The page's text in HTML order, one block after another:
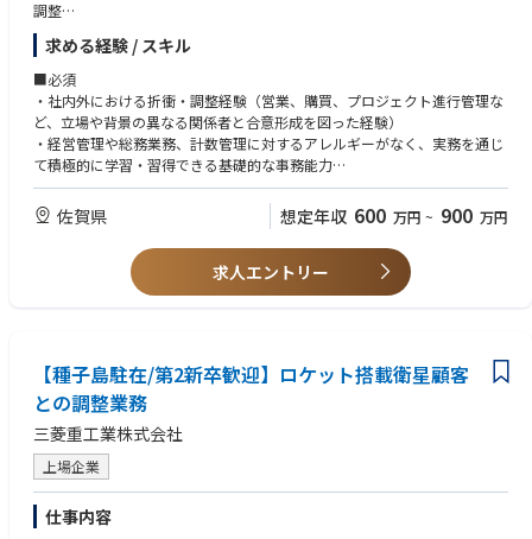
調整
・発電所の地域、地元との連携
・燃料管理及び廃棄物処理等の操業管理に関わる現場サポート
■ポジションの魅力
・今注目の脱炭素・再生可能エネルギーを推進する社会的意義のある事業
・地元に根差し愛される発電所運営を目指し地元への貢献ができる
・会社運営の全てに幅広く関わることができる
求める経験 / スキル
■必須
・社内外における折衝・調整経験（営業、購買、プロジェクト進行管理な
ど、立場や背景の異なる関係者と合意形成を図った経験）
・経営管理や総務業務、計数管理に対するアレルギーがなく、実務を通じ
て積極的に学習・習得できる基礎的な事務能力
■歓迎
・管理部門での業務経験（工場・建設現場での経験があれば尚可）
・調達・購買、経理、総務などの実務経験
・現場の雰囲気や文化に柔軟に適応し、業務領域を限定せずに主体的・プ
ロアクティブに取り組める方
・変化を楽しみ、事業の成長とともに自身のキャリアアップを目指せる向
上心のある方
佐賀県 想定年収 600 万円 ~ 900 万円
求人エントリー
【種子島駐在/第2新卒歓迎】ロケット搭載衛星顧客
との調整業務
三菱重工業株式会社
上場企業
仕事内容